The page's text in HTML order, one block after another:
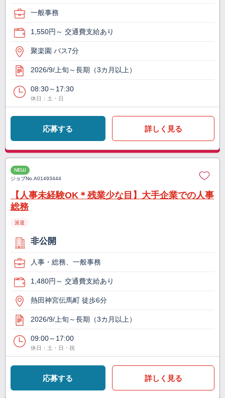
一般事務
1,550円～ 交通費支給あり
聚楽園 バス7分
2026/9/上旬～長期（3カ月以上）
08:30～17:30
休日：土・日
応募する 詳しく見る
NEW
ジョブNo.A01493444
【人事未経験OK＊残業少な目】大手企業での人事
総務
派遣
非公開
人事・総務、一般事務
1,480円～ 交通費支給あり
熱田神宮伝馬町 徒歩6分
2026/9/上旬～長期（3カ月以上）
09:00～17:00
休日：土・日・祝
応募する 詳しく見る